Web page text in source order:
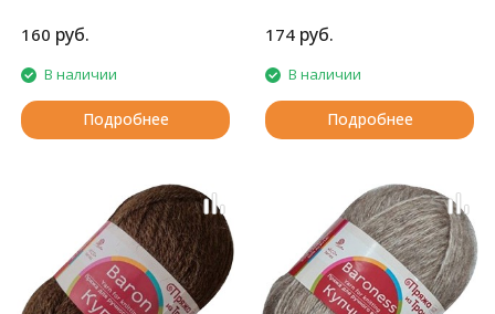
160 руб.
В наличии
Подробнее
174 руб.
В наличии
Подробнее